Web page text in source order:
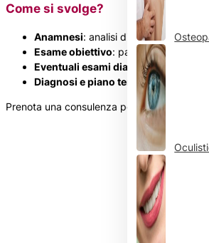
Come si svolge?
Anamnesi: analisi di sintomi,
Esame obiettivo: palpazione
Eventuali esami diagnostici
Diagnosi e piano terapeutico
Prenota una consulenza per disturbi